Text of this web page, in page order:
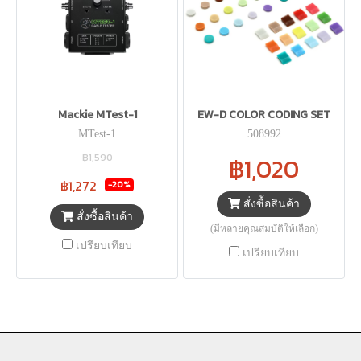
Mackie MTest-1
MTest-1
฿1,590
฿1,272 -20%
สั่งซื้อสินค้า
เปรียบเทียบ
EW-D COLOR CODING SET
508992
฿1,020
สั่งซื้อสินค้า
(มีหลายคุณสมบัติให้เลือก)
เปรียบเทียบ